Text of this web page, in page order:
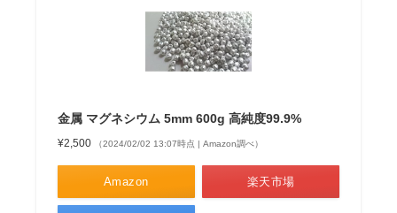
金属 マグネシウム 5mm 600g 高純度99.9%
¥2,500 （2024/02/02 13:07時点 | Amazon調べ）
Amazon 楽天市場